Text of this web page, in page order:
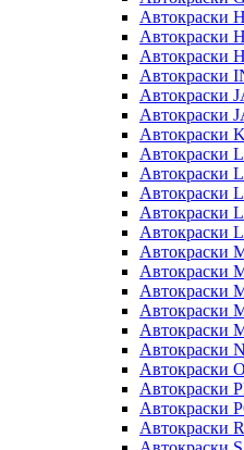
Автокраски
Автокраски
Автокраски
Автокраски
Автокраски
Автокраски
Автокраски
Автокраски
Автокраски
Автокраски
Автокраски
Автокраски
Автокраски
Автокраски
Автокраски
Автокраски
Автокраски
Автокраски
Автокраски
Автокраски
Автокраски
Автокраски